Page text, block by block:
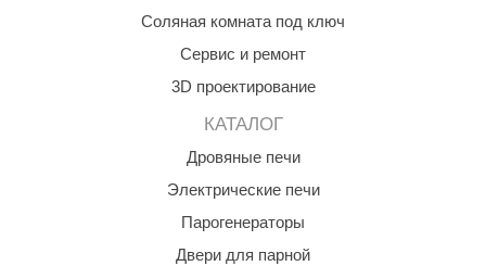
Соляная комната под ключ
Сервис и ремонт
3D проектирование
КАТАЛОГ
Дровяные печи
Электрические печи
Парогенераторы
Двери для парной